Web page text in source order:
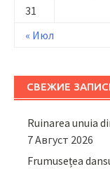
« Июл
31
СВЕЖИЕ
Ruinarea unuia
7 Август 2026
Frumusețea